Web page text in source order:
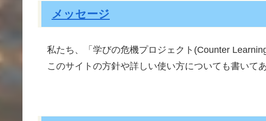
メッセージ
私たち、「 学びの危機プロジェクト(Counter
このサイトの方針や詳 しい使い方についても書いて